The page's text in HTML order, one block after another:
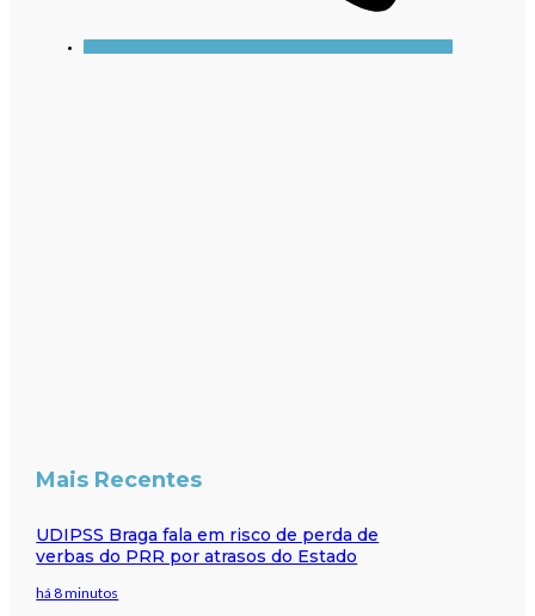
Mais Recentes
UDIPSS Braga fala em risco de perda de
verbas do PRR por atrasos do Estado
há 8 minutos